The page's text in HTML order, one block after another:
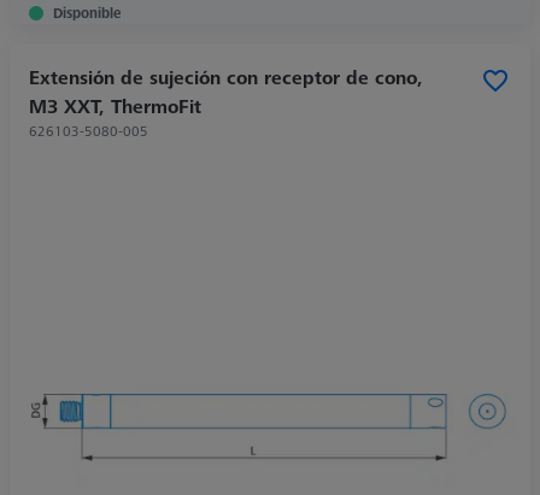
Disponible
Extensión de sujeción con receptor de cono,
M3 XXT, ThermoFit
626103-5080-005